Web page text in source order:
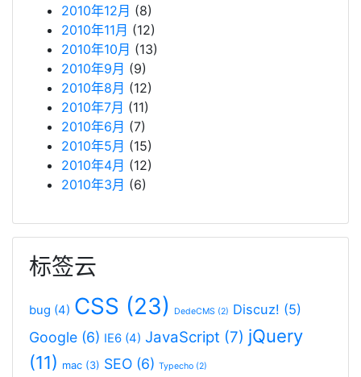
2010年12月 (8)
2010年11月 (12)
2010年10月 (13)
2010年9月 (9)
2010年8月 (12)
2010年7月 (11)
2010年6月 (7)
2010年5月 (15)
2010年4月 (12)
2010年3月 (6)
标签云
bug (4) CSS (23) DedeCMS (2) Discuz! (5)
Google (6) IE6 (4) JavaScript (7) jQuery
(11) mac (3) SEO (6) Typecho (2)